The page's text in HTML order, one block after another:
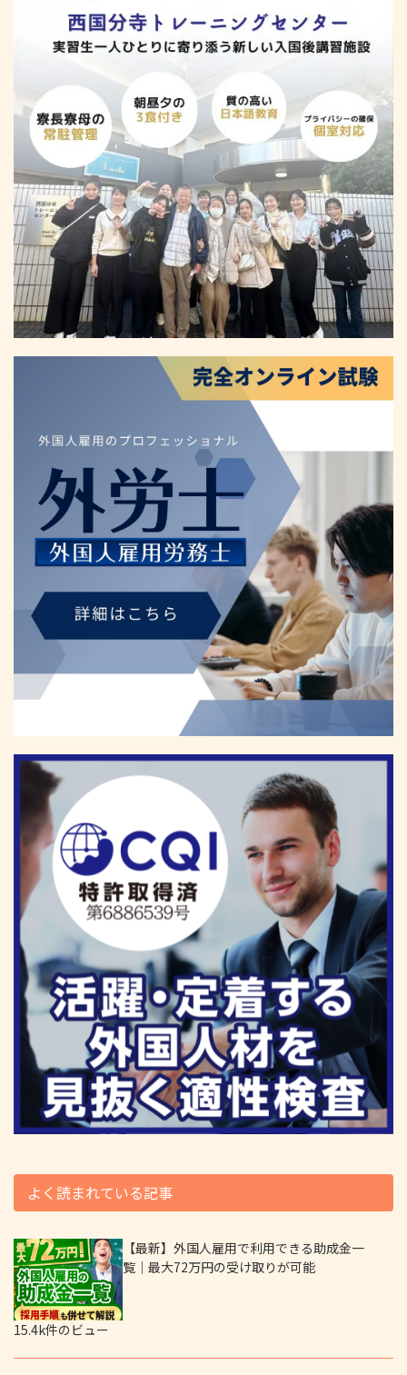
よく読まれている記事
【最新】外国人雇用で利用できる助成金一
覧｜最大72万円の受け取りが可能
15.4k件のビュー